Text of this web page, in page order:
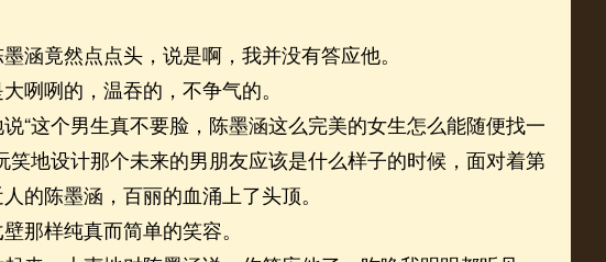
竟然点点头，说是啊，我并没有答应他。
咧的，温吞的，不争气的。
这个男生真不要脸，陈墨涵这么完美的女生怎么能随便找一
笑地设计那个未来的男朋友应该是什么样子的时候，面对着第
的陈墨涵，百丽的血涌上了头顶。
样纯真而简单的笑容。